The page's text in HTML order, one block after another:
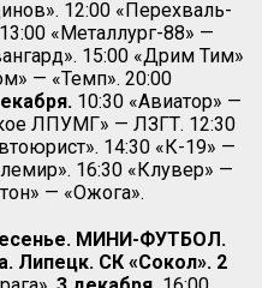
12:00 «Перехваль-
«Металлург-88» —
15:00 «Дрим Тим»
— «Темп». 20:00
10:30 «Авиатор» —
ЛПУМГ» — ЛЗГТ. 12:30
14:30 «К-19» —
16:30 «Клувер» —
— «Ожога».
МИНИ-ФУТБОЛ.
Липецк. СК «Сокол». 2